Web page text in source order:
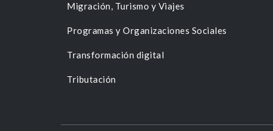
Migración, Turismo y Viajes
Programas y Organizaciones Sociales
Transformación digital
Tributación